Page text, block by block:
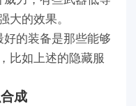
的效果。
的装备是那些能够
比如上述的隐藏服
成